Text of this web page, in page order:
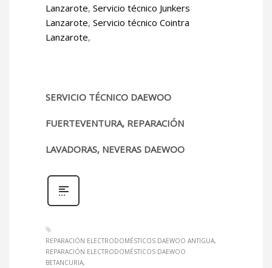
Lanzarote, Servicio técnico Junkers
Lanzarote, Servicio técnico Cointra
Lanzarote,
SERVICIO TÉCNICO DAEWOO
FUERTEVENTURA, REPARACIÓN
LAVADORAS, NEVERAS DAEWOO
REPARACIÓN ELECTRODOMÉSTICOS DAEWOO ANTIGUA
REPARACIÓN ELECTRODOMÉSTICOS DAEWOO
BETANCURIA